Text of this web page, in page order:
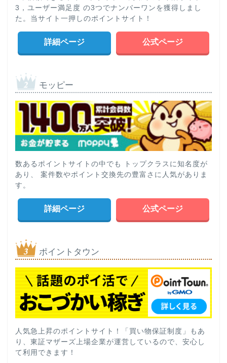
3，ユーザー満足度 の3つでナンバーワンを獲得しまし
た。当サイト一押しのポイントサイト！
詳細ページ 公式ページ
モッピー
数あるポイントサイトの中でも トップクラスに知名度が
あり、 案件数やポイント交換先の豊富さに人気がありま
す。
詳細ページ 公式ページ
ポイントタウン
人気急上昇のポイントサイト！「買い物保証制度」もあ
り、東証マザーズ上場企業が運営しているので、安心し
て利用できます！